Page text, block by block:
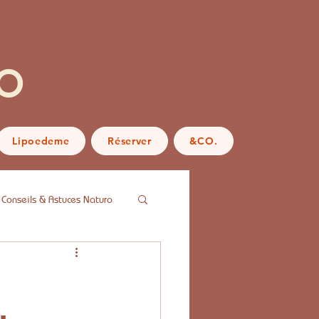
Lipoedeme Réserver &CO.
Conseils & Astuces Naturo